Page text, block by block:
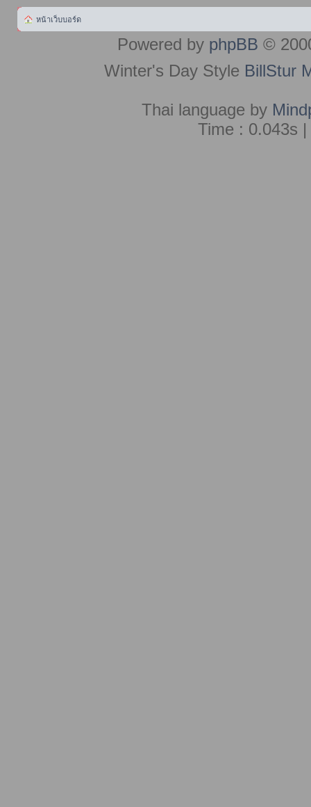
หน้าเว็บบอร์ด
Powered by phpBB ©
Winter's Day Style BillStur
Thai language by
Time : 0.043s